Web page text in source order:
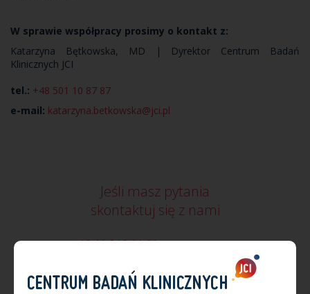
W sprawie współpracy prosimy o kontakt z:
Katarzyna Bętkowska, MD | Dyrektor Centrum Badań
Klinicznych JCI
tel.: +48 501 10 87 87
e-mail: katarzyna.betkowska@jci.pl
Jeśli masz pytania
skontaktuj się z nami
+48 12 340 24 02
cbk@jci.pl